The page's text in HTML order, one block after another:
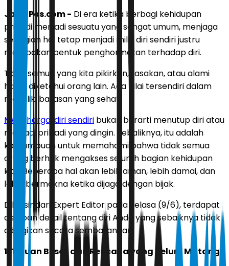
JawaPos.com - Di era ketika berbagi kehidupan
pribadi menjadi sesuatu yang sangat umum, menjaga
sebagian hal tetap menjadi milik diri sendiri justru
merupakan bentuk penghormatan terhadap diri.
Tidak semua yang kita pikirkan, rasakan, atau alami
harus diketahui orang lain. Ada nilai tersendiri dalam
memiliki batasan yang sehat.
Menghargai diri sendiri bukan berarti menutup diri atau
menjadi pribadi yang dingin. Sebaliknya, itu adalah
kemampuan untuk memahami bahwa tidak semua
orang berhak mengakses seluruh bagian kehidupan
kita. Beberapa hal akan lebih aman, lebih damai, dan
lebih bermakna ketika dijaga dengan bijak.
Dilansir dari Expert Editor pada Selasa (9/6), terdapat
delapan detail tentang diri Anda yang sebaiknya tidak
dibagikan secara sembarangan.
1. Tujuan Besar dan Rencana yang Belum Matang